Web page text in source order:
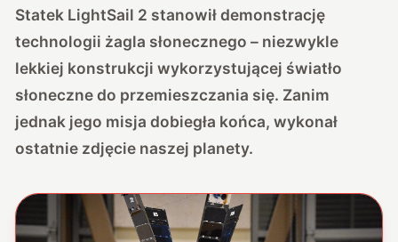
Statek LightSail 2 stanowił demonstrację
technologii żagla słonecznego – niezwykle
lekkiej konstrukcji wykorzystującej światło
słoneczne do przemieszczania się. Zanim
jednak jego misja dobiegła końca, wykonał
ostatnie zdjęcie naszej planety.